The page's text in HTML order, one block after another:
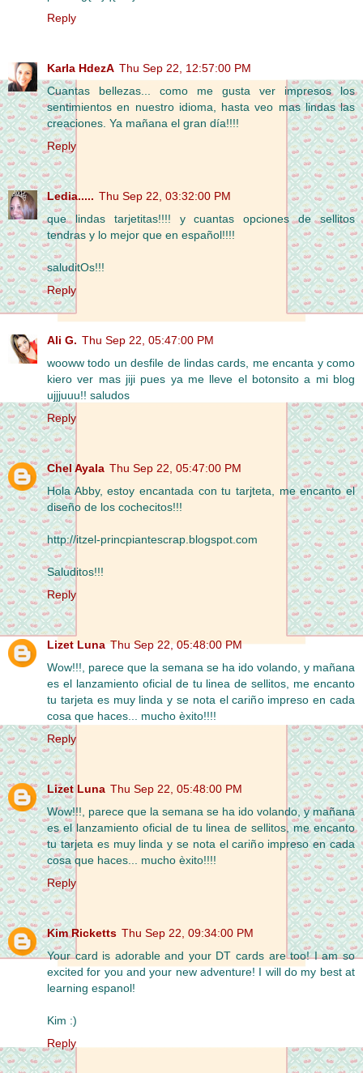
Reply
Karla HdezA Thu Sep 22, 12:57:00 PM
Cuantas bellezas... como me gusta ver impresos los
sentimientos en nuestro idioma, hasta veo mas lindas las
creaciones. Ya mañana el gran día!!!!
Reply
Ledia..... Thu Sep 22, 03:32:00 PM
que lindas tarjetitas!!!! y cuantas opciones de sellitos
tendras y lo mejor que en español!!!!
saluditOs!!!
Reply
Ali G. Thu Sep 22, 05:47:00 PM
wooww todo un desfile de lindas cards, me encanta y como
kiero ver mas jiji pues ya me lleve el botonsito a mi blog
ujjjuuu!! saludos
Reply
Chel Ayala Thu Sep 22, 05:47:00 PM
Hola Abby, estoy encantada con tu tarjteta, me encanto el
diseño de los cochecitos!!!
http://itzel-princpiantescrap.blogspot.com
Saluditos!!!
Reply
Lizet Luna Thu Sep 22, 05:48:00 PM
Wow!!!, parece que la semana se ha ido volando, y mañana
es el lanzamiento oficial de tu linea de sellitos, me encanto
tu tarjeta es muy linda y se nota el cariño impreso en cada
cosa que haces... mucho èxito!!!!
Reply
Lizet Luna Thu Sep 22, 05:48:00 PM
Wow!!!, parece que la semana se ha ido volando, y mañana
es el lanzamiento oficial de tu linea de sellitos, me encanto
tu tarjeta es muy linda y se nota el cariño impreso en cada
cosa que haces... mucho èxito!!!!
Reply
Kim Ricketts Thu Sep 22, 09:34:00 PM
Your card is adorable and your DT cards are too! I am so
excited for you and your new adventure! I will do my best at
learning espanol!
Kim :)
Reply